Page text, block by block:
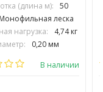
(длина м):
50
Монофильная леска
нагрузка:
4,74 кг
0,20 мм
цвет:
В наличии